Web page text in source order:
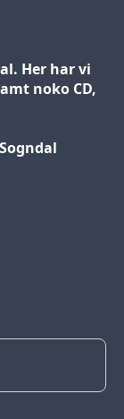
Her har vi
noko CD,